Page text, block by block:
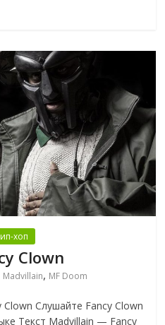
хоп
Clown
Madvillain, MF Doom
Слушайте Fancy Clown
Текст Madvillain — Fancy